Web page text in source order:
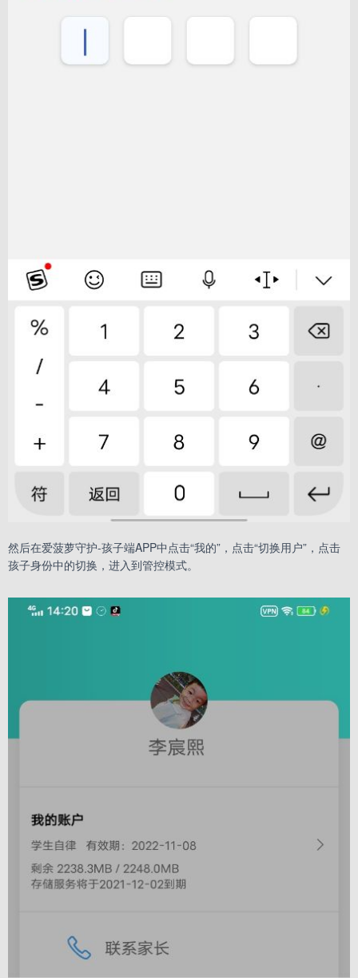
然后在爱菠萝守护-孩子端APP中点击“我的”，点击“切换用户”，点击
孩子身份中的切换，进入到管控模式。